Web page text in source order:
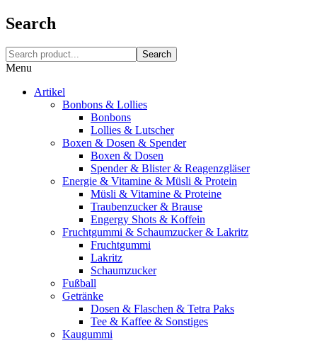
Search
Search
Menu
Artikel
Bonbons & Lollies
Bonbons
Lollies & Lutscher
Boxen & Dosen & Spender
Boxen & Dosen
Spender & Blister & Reagenzgläser
Energie & Vitamine & Müsli & Protein
Müsli & Vitamine & Proteine
Traubenzucker & Brause
Engergy Shots & Koffein
Fruchtgummi & Schaumzucker & Lakritz
Fruchtgummi
Lakritz
Schaumzucker
Fußball
Getränke
Dosen & Flaschen & Tetra Paks
Tee & Kaffee & Sonstiges
Kaugummi